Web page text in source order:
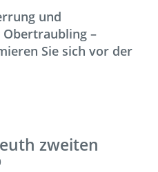
und
–
Sie sich vor der
zweiten